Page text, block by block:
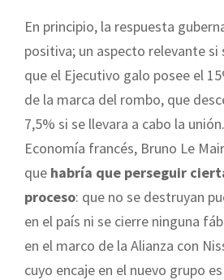
En principio, la respuesta
positiva; un aspecto relevante si
que el Ejecutivo galo posee el
de la marca del rombo, que
7,5% si se llevara a cabo la
Economía francés, Bruno Le
que habría que perseguir
proceso: que no se destruyan
en el país ni se cierre ninguna
en el marco de la Alianza con
cuyo encaje en el nuevo grupo